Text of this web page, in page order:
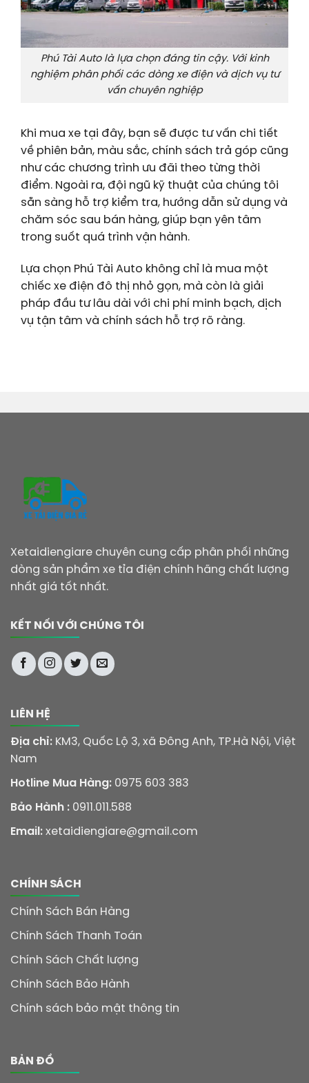
Phú Tài Auto là lựa chọn đáng tin cậy. Với kinh
nghiệm phân phối các dòng xe điện và dịch vụ tư
vấn chuyên nghiệp
Khi mua xe tại đây, bạn sẽ được tư vấn chi tiết
về phiên bản, màu sắc, chính sách trả góp cũng
như các chương trình ưu đãi theo từng thời
điểm. Ngoài ra, đội ngũ kỹ thuật của chúng tôi
sẵn sàng hỗ trợ kiểm tra, hướng dẫn sử dụng và
chăm sóc sau bán hàng, giúp bạn yên tâm
trong suốt quá trình vận hành.
Lựa chọn Phú Tài Auto không chỉ là mua một
chiếc xe điện đô thị nhỏ gọn, mà còn là giải
pháp đầu tư lâu dài với chi phí minh bạch, dịch
vụ tận tâm và chính sách hỗ trợ rõ ràng.
Xetaidiengiare chuyên cung cấp phân phối những
dòng sản phẩm xe tỉa điện chính hãng chất lượng
nhất giá tốt nhất.
KẾT NỐI VỚI CHÚNG TÔI
LIÊN HỆ
Địa chỉ: KM3, Quốc Lộ 3, xã Đông Anh, TP.Hà Nội, Việt
Nam
Hotline Mua Hàng: 0975 603 383
Bảo Hành : 0911.011.588
Email: xetaidiengiare@gmail.com
CHÍNH SÁCH
Chính Sách Bán Hàng
Chính Sách Thanh Toán
Chính Sách Chất lượng
Chính Sách Bảo Hành
Chính sách bảo mật thông tin
BẢN ĐỒ